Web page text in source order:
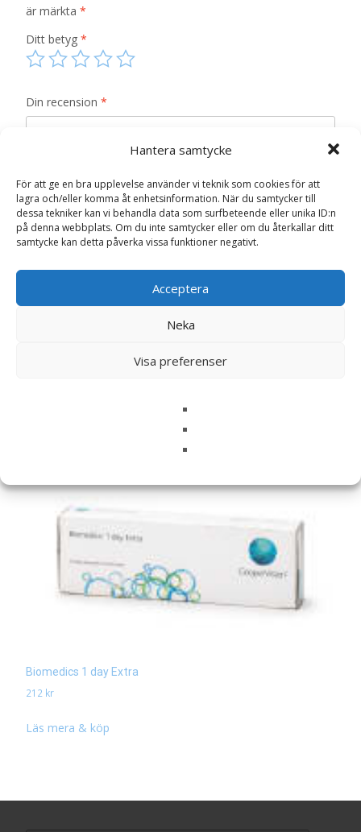
Hantera samtycke
För att ge en bra upplevelse använder vi teknik som cookies för att
lagra och/eller komma åt enhetsinformation. När du samtycker till
dessa tekniker kan vi behandla data som surfbeteende eller unika ID:n
på denna webbplats. Om du inte samtycker eller om du återkallar ditt
samtycke kan detta påverka vissa funktioner negativt.
Acceptera
Neka
Visa preferenser
är märkta *
Ditt betyg *
Din recension *
Namn*
E-post*
Spara mitt namn, min e-postadress och webbplats i
denna webbläsare till nästa gång jag skriver en
kommentar.
Biomedics 1 day Extra
212 kr
Läs mera & köp